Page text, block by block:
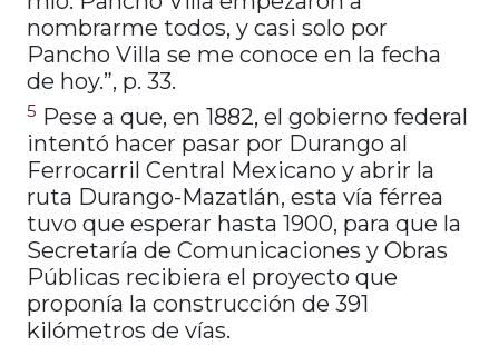
nombrarme todos, y casi solo por
Pancho Villa se me conoce en la fecha
de hoy.”, p. 33.
5 Pese a que, en 1882, el gobierno federal
intentó hacer pasar por Durango al
Ferrocarril Central Mexicano y abrir la
ruta Durango-Mazatlán, esta vía férrea
tuvo que esperar hasta 1900, para que la
Secretaría de Comunicaciones y Obras
Públicas recibiera el proyecto que
proponía la construcción de 391
kilómetros de vías.